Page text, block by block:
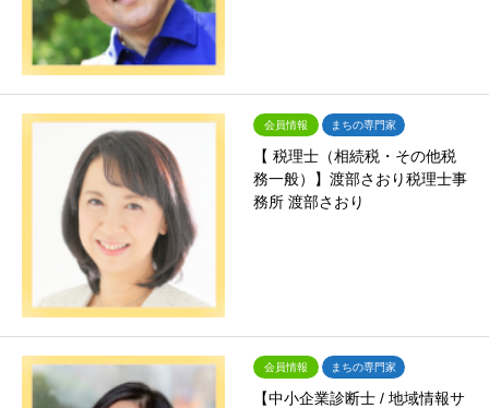
会員情報 まちの専門家
【 税理士（相続税・その他税
務一般）】渡部さおり税理士事
務所 渡部さおり
会員情報 まちの専門家
【中小企業診断士 / 地域情報サ